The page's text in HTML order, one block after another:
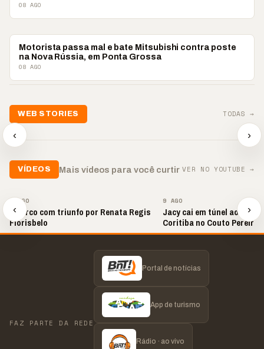
08 AGO
POLICIAL
Motorista passa mal e bate Mitsubishi contra poste
na Nova Rússia, em Ponta Grossa
08 AGO
WEB STORIES TODAS →
‹
📢💜 Agosto Lilás
reforça combate à
violência contra a
mulher
📢 Noite
chega
oração
›
VÍDEOS Mais vídeos para você curtir VER NO YOUTUBE →
‹
9 AGO
📢 Arco com triunfo por Renata Regis
Florisbelo
9 AGO
Jacy cai em túnel ao
Coritiba no Couto Pereira
›
FAZ PARTE DA REDE
Portal de notícias
App de turismo
Rádio · ao vivo